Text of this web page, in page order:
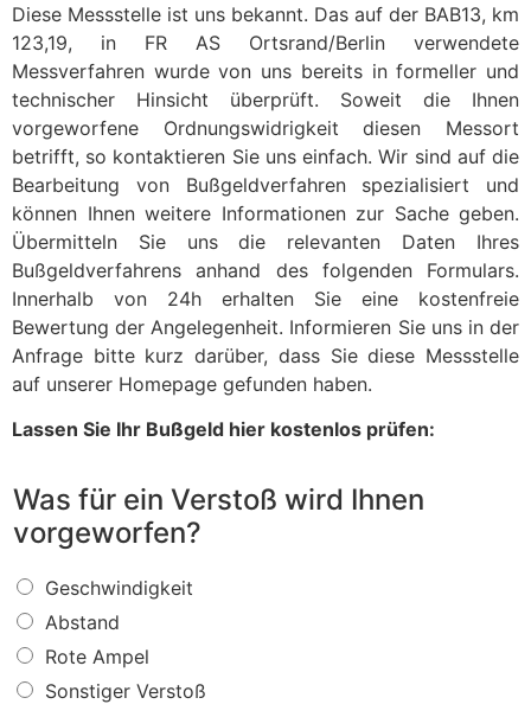
Diese Messstelle ist uns bekannt. Das auf der BAB13, km
123,19, in FR AS Ortsrand/Berlin verwendete
Messverfahren wurde von uns bereits in formeller und
technischer Hinsicht überprüft. Soweit die Ihnen
vorgeworfene Ordnungswidrigkeit diesen Messort
betrifft, so kontaktieren Sie uns einfach. Wir sind auf die
Bearbeitung von Bußgeldverfahren spezialisiert und
können Ihnen weitere Informationen zur Sache geben.
Übermitteln Sie uns die relevanten Daten Ihres
Bußgeldverfahrens anhand des folgenden Formulars.
Innerhalb von 24h erhalten Sie eine kostenfreie
Bewertung der Angelegenheit. Informieren Sie uns in der
Anfrage bitte kurz darüber, dass Sie diese Messstelle
auf unserer Homepage gefunden haben.
Lassen Sie Ihr Bußgeld hier kostenlos prüfen:
Was für ein Verstoß wird Ihnen
vorgeworfen?
W
a
s
f
ü
r
Geschwindigkeit
Abstand
Rote Ampel
Sonstiger Verstoß